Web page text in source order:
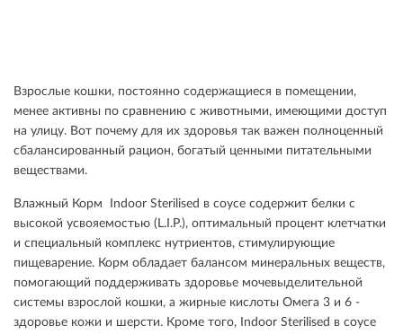
Взрослые кошки, постоянно содержащиеся в помещении,
менее активны по сравнению с животными, имеющими доступ
на улицу. Вот почему для их здоровья так важен полноценный
сбалансированный рацион, богатый ценными питательными
веществами.
Влажный Корм Indoor Sterilised в соусе содержит белки с
высокой усвояемостью (L.I.P.), оптимальный процент клетчатки
и специальный комплекс нутриентов, стимулирующие
пищеварение. Корм обладает балансом минеральных веществ,
помогающий поддерживать здоровье мочевыделительной
системы взрослой кошки, а жирные кислоты Омега 3 и 6 -
здоровье кожи и шерсти. Кроме того, Indoor Sterilised в соусе